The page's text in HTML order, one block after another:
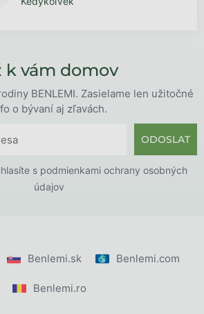
k vám domov
BENLEMI. Zasielame len užitočné
o bývaní aj zľavách.
ODOSLAT
s podmienkami ochrany osobných
údajov
Benlemi.sk Benlemi.com
Benlemi.ro